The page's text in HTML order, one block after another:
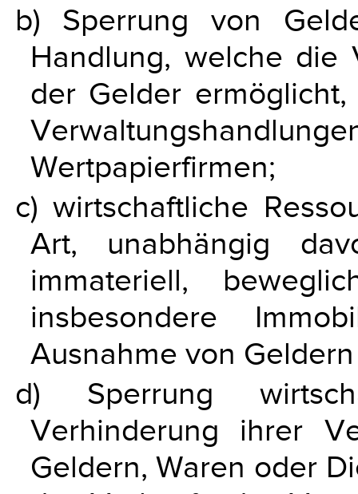
b) Sperrung von
Handlung, welche die
der Gelder
Wertpapierfirmen;
c) wirtschaftliche
Art, unabhängig
immateriell,
insbesondere
Ausnahme von
d) Sperrung
Verhinderung ihrer
Geldern, Waren oder